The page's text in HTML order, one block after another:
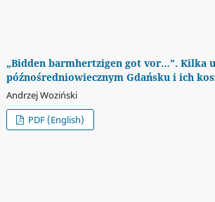
„Bidden barmhertzigen got vor…”. Kilka
późnośredniowiecznym Gdańsku i ich
Andrzej Woziński
PDF (English)